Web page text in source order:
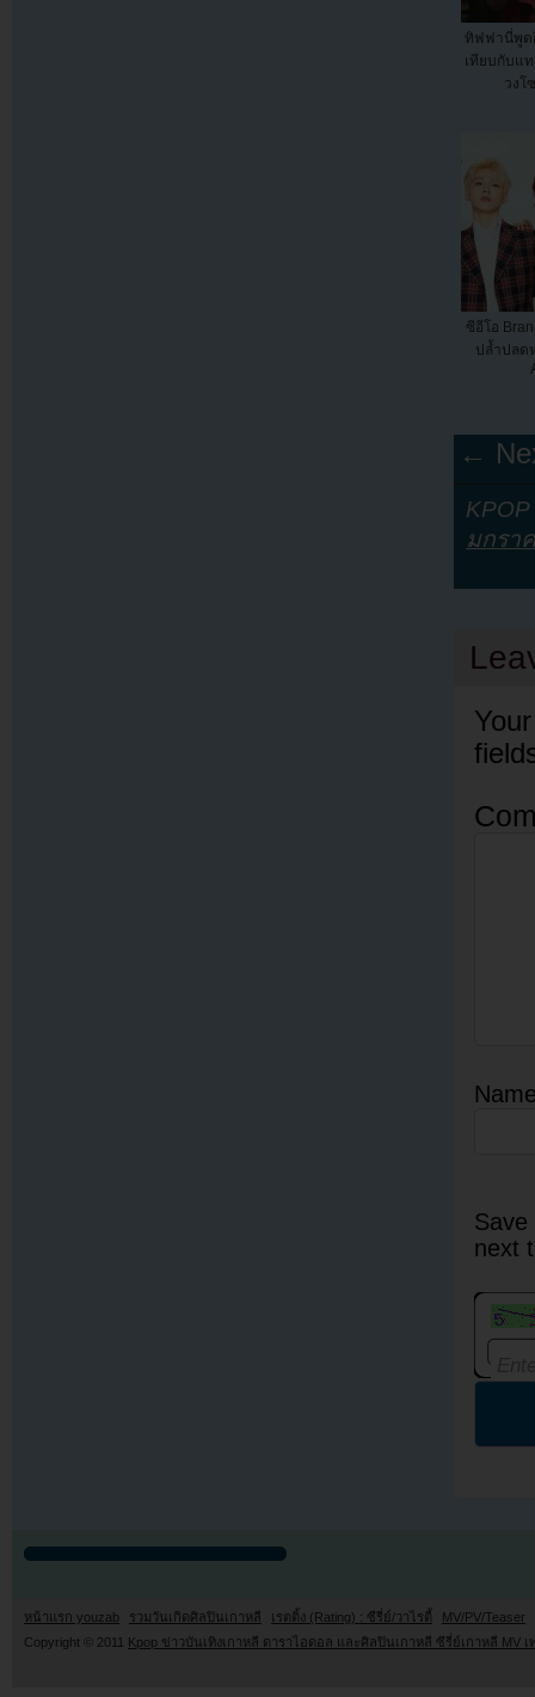
ทิฟฟานี่พูด
เทียบกับแ
วงโ
ซีอีโอ
ปล้ำปลด
←
มกรา
next
หน้าแรก youzab รวมวันเกิดศิลปินเกาหลี เรตติ้ง (Rating) : ซีรี่ย์/วาไรตี้
MV/PV/Teaser
Copyright © 2011 Kpop ข่าวบันเทิงเกาหลี ดาราไอดอล และศิลปินเกาหลี ซีรี่ย์เกาหลี MV